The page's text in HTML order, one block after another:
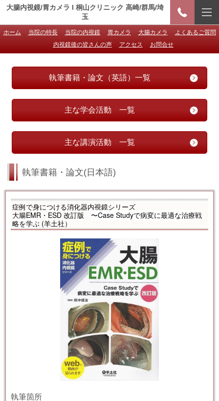
大腸内視鏡/胃カメラ I 桐山クリニック 高崎/群馬/埼
玉
ホーム 当院の特長 当院の内視鏡 胃カメラ 大腸カメラ
よくあるご質問
内視鏡後の皆さんの声
アクセス お問合せ
執筆書籍・論文（英語）一覧
主な学会活動 一覧
主な講演活動 一覧
執筆書籍・論文(日本語)
症例で身につける消化器内視鏡シリーズ
大腸EMR・ESD 改訂版
〜Case Studyで病変に最適な治療戦
略を学ぶ (羊土社）
執筆箇所